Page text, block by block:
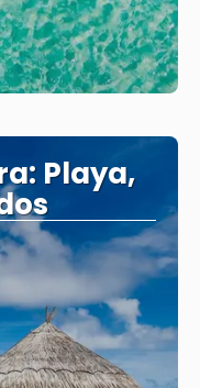
Playa,